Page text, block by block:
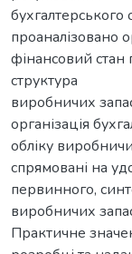
бухгалтерського
проаналізовано
фінансовий стан
структура
виробничих
організація
обліку
спрямовані на
первинного,
виробничих
Практичне